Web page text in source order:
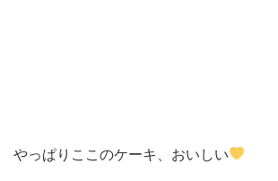
やっぱりここのケーキ、おいしい